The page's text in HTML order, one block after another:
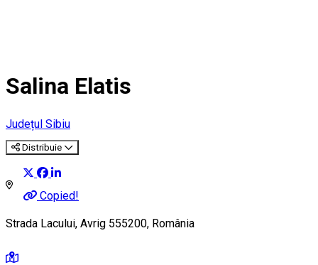
Salina Elatis
Județul Sibiu
Distribuie
Copied!
Strada Lacului, Avrig 555200, România